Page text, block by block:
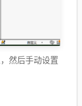
， 然后手动设置